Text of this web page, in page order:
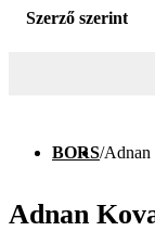
Szerző szerint
BORS/Adnan
Adnan